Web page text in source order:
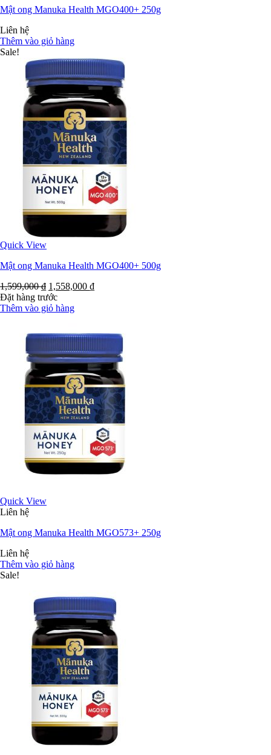
Mật ong Manuka Health MGO400+ 250g
Liên hệ
Thêm vào giỏ hàng
Sale!
Quick View
Mật ong Manuka Health MGO400+ 500g
1,599,000₫ 1,558,000 ₫
Đặt hàng trước
Thêm vào giỏ hàng
Quick View
Liên hệ
Mật ong Manuka Health MGO573+ 250g
Liên hệ
Thêm vào giỏ hàng
Sale!